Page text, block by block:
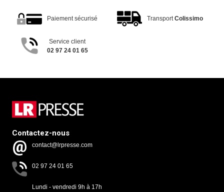
Paiement sécurisé TransportColissimo
Service client
02 97 24 01 65
Contactez-nous
contact@lrpresse.com
02 97 24 01 65
Lundi - vendredi 9h à 17h